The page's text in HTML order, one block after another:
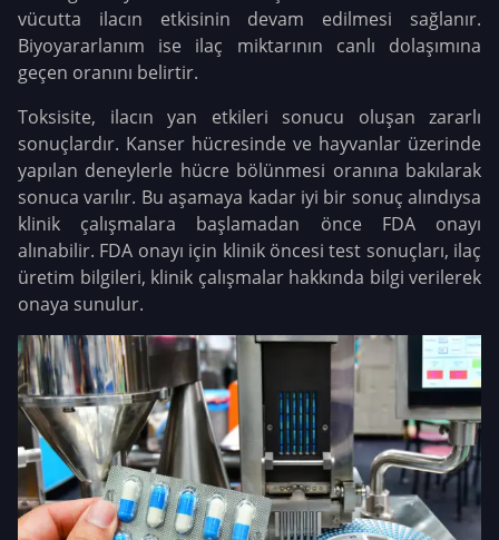
vücutta ilacın etkisinin devam edilmesi sağlanır.
Biyoyararlanım ise ilaç miktarının canlı dolaşımına
geçen oranını belirtir.
Toksisite, ilacın yan etkileri sonucu oluşan zararlı
sonuçlardır. Kanser hücresinde ve hayvanlar üzerinde
yapılan deneylerle hücre bölünmesi oranına bakılarak
sonuca varılır. Bu aşamaya kadar iyi bir sonuç alındıysa
klinik çalışmalara başlamadan önce FDA onayı
alınabilir. FDA onayı için klinik öncesi test sonuçları, ilaç
üretim bilgileri, klinik çalışmalar hakkında bilgi verilerek
onaya sunulur.